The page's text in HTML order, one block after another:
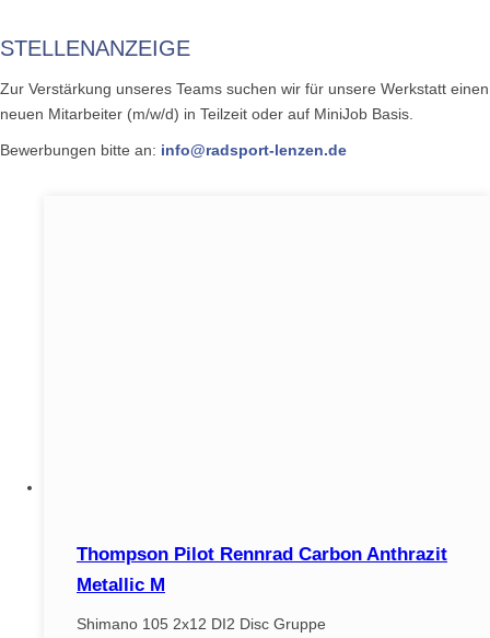
STELLENANZEIGE
Zur Verstärkung unseres Teams suchen wir für unsere Werkstatt einen
neuen Mitarbeiter (m/w/d) in Teilzeit oder auf MiniJob Basis.
Bewerbungen bitte an: info@radsport-lenzen.de
Thompson Pilot Rennrad Carbon Anthrazit
Metallic M
Shimano 105 2x12 DI2 Disc Gruppe